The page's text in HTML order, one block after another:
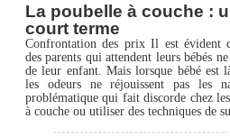
La poubelle à couche :
court terme
Confrontation des prix Il est évident
des parents qui attendent leurs bébés
de leur enfant. Mais lorsque bébé est
les odeurs ne réjouissent pas les
problématique qui fait discorde chez
à couche ou utiliser des techniques de